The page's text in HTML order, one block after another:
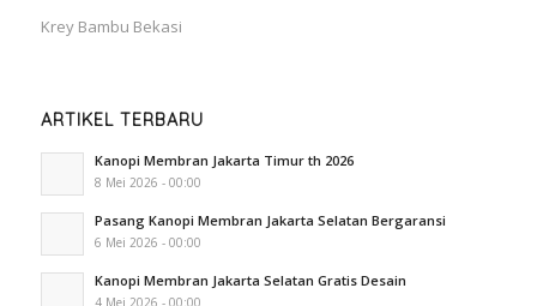
Krey Bambu Bekasi
ARTIKEL TERBARU
Kanopi Membran Jakarta Timur th 2026
8 Mei 2026 - 00:00
Pasang Kanopi Membran Jakarta Selatan Bergaransi
6 Mei 2026 - 00:00
Kanopi Membran Jakarta Selatan Gratis Desain
4 Mei 2026 - 00:00